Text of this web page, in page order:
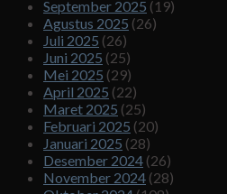
September 2025 (19)
Agustus 2025 (26)
Juli 2025 (26)
Juni 2025 (25)
Mei 2025 (29)
April 2025 (22)
Maret 2025 (25)
Februari 2025 (20)
Januari 2025 (28)
Desember 2024 (26)
November 2024 (28)